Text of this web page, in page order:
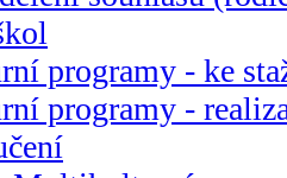
programy - ke
programy -